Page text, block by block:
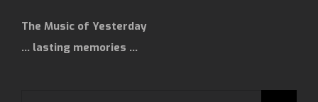
The Music of Yesterday
… lasting memories …